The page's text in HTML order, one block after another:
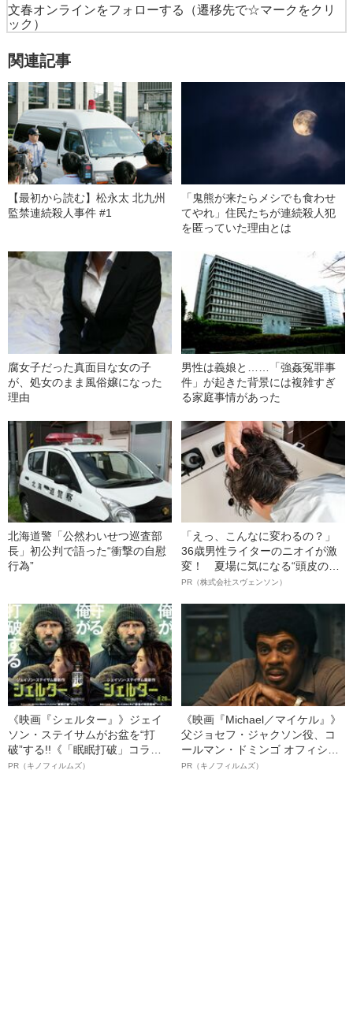
文春オンラインをフォローする
（遷移先で☆マークをクリ
ック）
関連記事
【最初から読む】松永太 北九州
監禁連続殺人事件 #1
「鬼熊が来たらメシでも食わせ
てやれ」住民たちが連続殺人犯
を匿っていた理由とは
腐女子だった真面目な女の子
が、処女のまま風俗嬢になった
理由
男性は義娘と……「強姦冤罪事
件」が起きた背景には複雑すぎ
る家庭事情があった
北海道警「公然わいせつ巡査部
長」初公判で語った“衝撃の自慰
行為”
「えっ、こんなに変わるの？」
36歳男性ライターのニオイが激
変！ 夏場に気になる“頭皮のニ
オイ”や“ベタつき”を解消す
ト”が生み出した徹底ケアとは
PR（株式会社スヴェンソン）
《映画『シェルター』》ジェイ
ソン・ステイサムがお盆を“打
破”する!!《「眠眠打破」コラ
ボ》
PR（キノフィルムズ）
《映画『Michael／マイケル』》
父ジョセフ・ジャクソン役、コ
ールマン・ドミンゴ オフィシャ
ルインタビュー“観客を魅了した
PR（キノフィルムズ）